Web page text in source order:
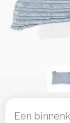
Een